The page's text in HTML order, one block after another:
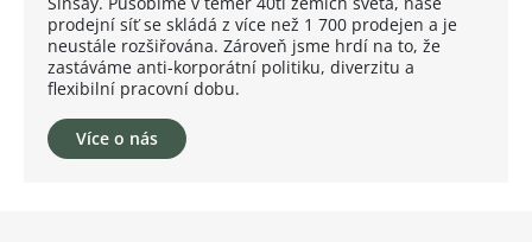
prodejní síť se skládá z více než 1 700 prodejen a je
neustále rozšiřována. Zároveň jsme hrdí na to, že
zastáváme anti-korporátní politiku, diverzitu a
flexibilní pracovní dobu.
Více o nás